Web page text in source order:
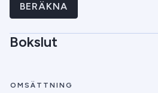
BERÄKNA
Bokslut
OMSÄTTNING